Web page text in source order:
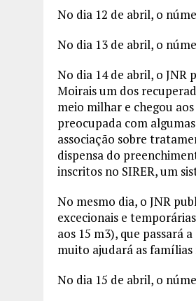
No dia 12 de abril, o
No dia 13 de abril, o
No dia 14 de abril, o JNR
Moirais um dos
meio milhar e chegou
preocupada com
associação sobre
dispensa do
inscritos no SIRER, um
No mesmo dia, o JNR
excecionais e
aos 15 m3), que passará
muito ajudará as
No dia 15 de abril, o